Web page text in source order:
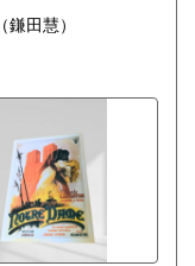
（鎌田慧）